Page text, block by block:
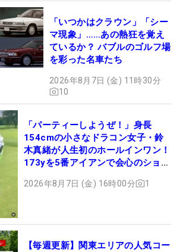
「いつかはクラウン」「シー
マ現象」……あの熱狂を覚え
ているか？ バブルのゴルフ場
を彩った名車たち
2026年8月7日 (金) 11時30分
10
「パーティーしようぜ！」身長
154cmの小さなドラコン女子・鈴
木真緒が人生初のホールインワン！
173yを5番アイアンで会心のショッ
2026年8月7日 (金) 16時00分 1
【毎週更新】関東エリアの人気コー